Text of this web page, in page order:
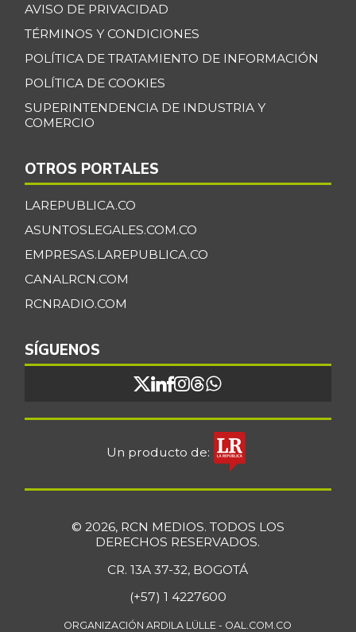
AVISO DE PRIVACIDAD
TÉRMINOS Y CONDICIONES
POLÍTICA DE TRATAMIENTO DE INFORMACIÓN
POLÍTICA DE COOKIES
SUPERINTENDENCIA DE INDUSTRIA Y
COMERCIO
OTROS PORTALES
LAREPUBLICA.CO
ASUNTOSLEGALES.COM.CO
EMPRESAS.LAREPUBLICA.CO
CANALRCN.COM
RCNRADIO.COM
SÍGUENOS
Un producto de:
© 2026, RCN MEDIOS. TODOS LOS
DERECHOS RESERVADOS.
CR. 13A 37-32, BOGOTÁ
(+57) 1 4227600
ORGANIZACIÓN ARDILA LÜLLE - OAL.COM.CO